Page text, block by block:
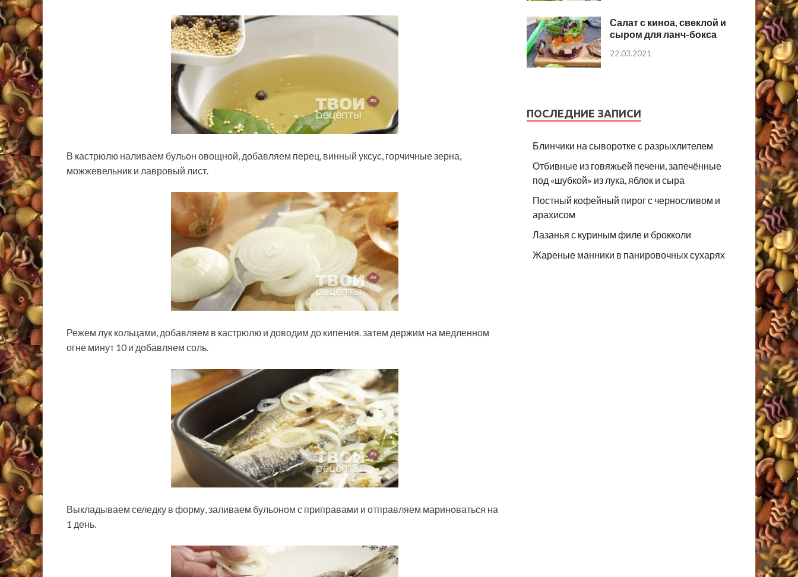
В кастрюлю наливаем бульон овощной, добавляем перец, винный уксус, горчичные зерна,
можжевельник и лавровый лист.
Режем лук кольцами, добавляем в кастрюлю и доводим до кипения. затем держим на медленном
огне минут 10 и добавляем соль.
Выкладываем селедку в форму, заливаем бульоном с приправами и отправляем мариноваться на
1 день.
Салат с киноа, свеклой и
сыром для ланч-бокса
22.03.2021
ПОСЛЕДНИЕ ЗАПИСИ
Блинчики на сыворотке с разрыхлителем
Отбивные из говяжьей печени, запечённые
под «шубкой» из лука, яблок и сыра
Постный кофейный пирог с черносливом и
арахисом
Лазанья с куриным филе и брокколи
Жареные манники в панировочных сухарях